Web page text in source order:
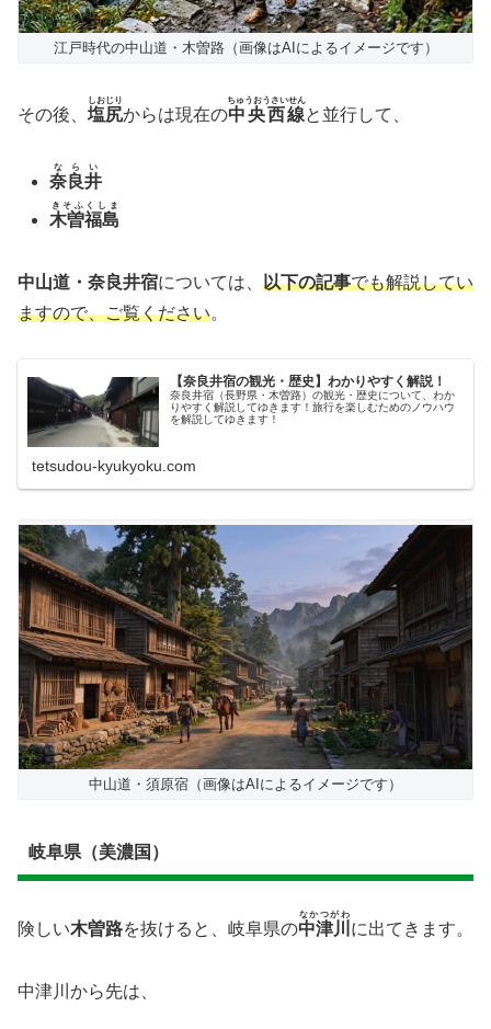
江戸時代の中山道・木曽路（画像はAIによるイメージです）
その後、 塩尻
しおじり
からは現在の中央西線
ちゅうおうさいせん
と並行して、
奈良井
ならい
木曽福島
きそふくしま
中山道・奈良井宿については、 以下の記事でも解説してい
ますので、ご覧ください。
【奈良井宿の観光・歴史】わかりやすく解説！
奈良井宿（長野県・木曽路）の観光・歴史について、わか
りやすく解説してゆきます！旅行を楽しむためのノウハウ
を解説してゆきます！
tetsudou-kyukyoku.com
中山道・須原宿（画像はAIによるイメージです）
岐阜県（美濃国）
険しい木曽路を抜けると、岐阜県の中津川
なかつがわ
に出てきます。
中津川から先は、